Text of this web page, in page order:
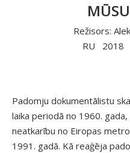
Režisors:
RU
2018
Padomju dokumentālistu
laika periodā no 1960.
neatkarību no Eiropas
1991. gadā. Kā reaģēja